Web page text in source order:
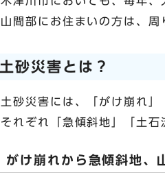
山間部にお住まいの方は、
土砂災害とは？
土砂災害には、「がけ崩れ
それぞれ「急傾斜地」「土石
がけ崩れから急傾斜地、